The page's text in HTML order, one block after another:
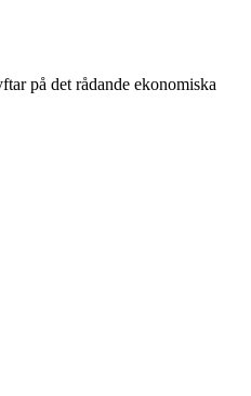
på det rådande ekonomiska